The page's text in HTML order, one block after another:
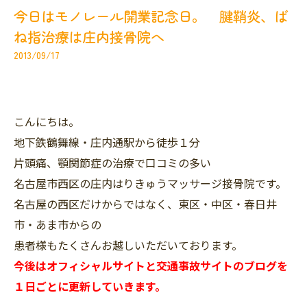
今日はモノレール開業記念日。 腱鞘炎、ば
ね指治療は庄内接骨院へ
2013/09/17
こんにちは。
地下鉄鶴舞線・庄内通駅から徒歩１分
片頭痛、顎関節症の治療で口コミの多い
名古屋市西区の庄内はりきゅうマッサージ接骨院です。
名古屋の西区だけからではなく、東区・中区・春日井
市・あま市からの
患者様もたくさんお越しいただいております。
今後はオフィシャルサイトと交通事故サイトのブログを
１日ごとに更新していきます。